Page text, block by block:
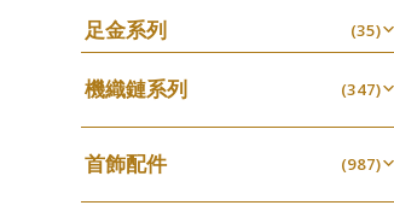
足金系列 (35)
機織鏈系列 (347)
珠仔鏈
镶口链 (61)
管狀網鏈
首飾配件 (987)
耳環類配件 (341)